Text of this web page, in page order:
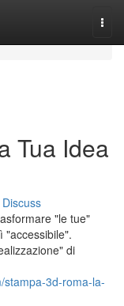
Tua Idea
Discuss
"le tue"
"accessibile".
di
stampa-3d-roma-la-